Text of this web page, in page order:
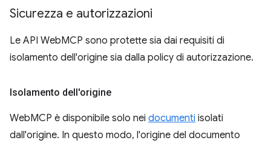
Sicurezza e autorizzazioni
Le API WebMCP sono protette sia dai requisiti di
isolamento dell'origine sia dalla policy di autorizzazione.
Isolamento dell'origine
WebMCP è disponibile solo nei documenti isolati
dall'origine. In questo modo, l'origine del documento